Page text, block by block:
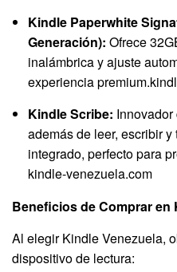
Kindle Paperwhite
Generación): Ofrece
inalámbrica y ajuste
experiencia premium.
Kindle Scribe:
además de leer, escribir
integrado, perfecto para
kindle-venezuela.com
Beneficios de Comprar en
Al elegir Kindle Venezuela,
dispositivo de lectura: